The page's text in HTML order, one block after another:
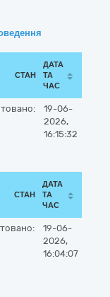
СТАН
ДАТА
ТА
ЧАС
19-06-
2026,
16:15:32
СТАН
ДАТА
ТА
ЧАС
19-06-
2026,
16:04:07